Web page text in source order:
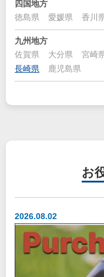
四国地方
徳島県
愛媛県 香川
九州地方
佐賀県
大分県 宮崎
長崎県
鹿児島県
お
2026.08.02